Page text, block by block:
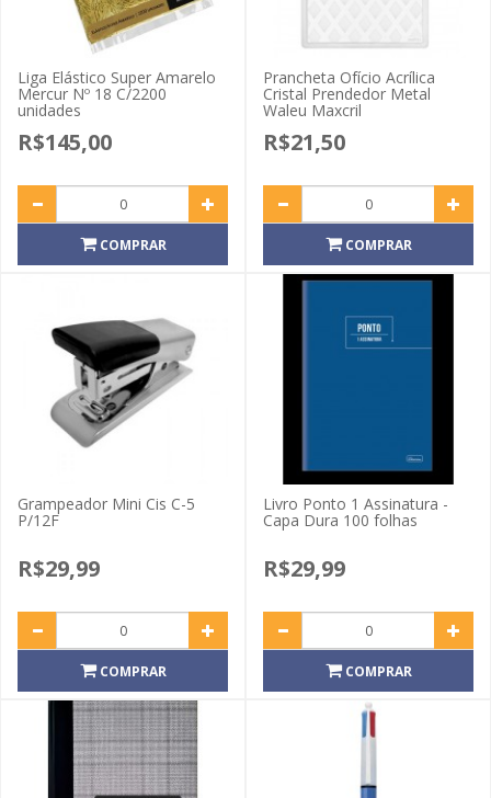
Liga Elástico Super Amarelo
Mercur Nº 18 C/2200
unidades
R$145,00
COMPRAR
Prancheta Ofício Acrílica
Cristal Prendedor Metal
Waleu Maxcril
R$21,50
COMPRAR
Grampeador Mini Cis C-5
P/12F
R$29,99
COMPRAR
Livro Ponto 1 Assinatura -
Capa Dura 100 folhas
R$29,99
COMPRAR